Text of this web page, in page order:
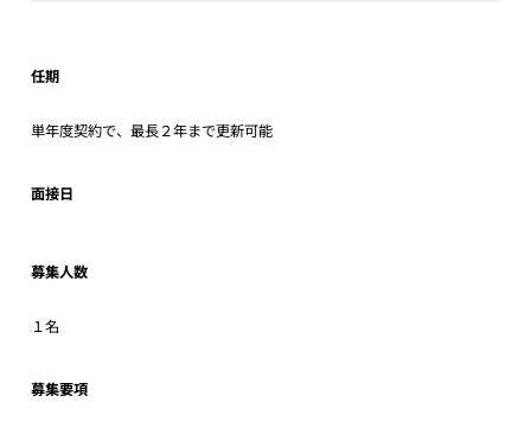
任期
単年度契約で、最長２年まで更新可能
面接日
募集人数
１名
募集要項